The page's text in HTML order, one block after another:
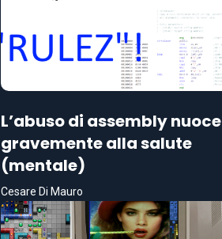
L’abuso di assembly nuoce
gravemente alla salute
(mentale)
Cesare Di Mauro